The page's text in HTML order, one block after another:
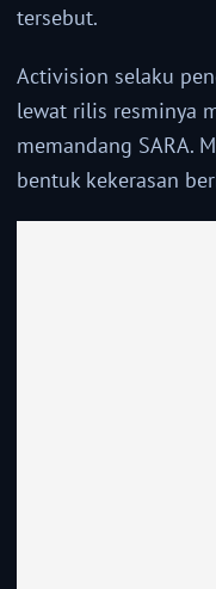
tersebut.
Activision selaku
lewat rilis resminya
memandang SARA.
bentuk kekerasan